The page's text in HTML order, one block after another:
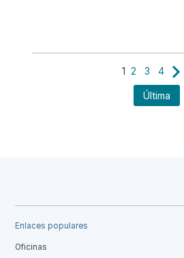
1 2 3 4
Última
Enlaces populares
Oficinas